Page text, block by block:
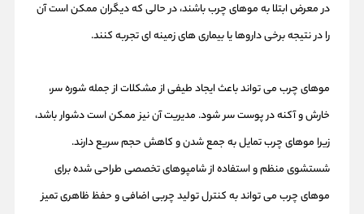
در معرض ابتلا به موهای چرب باشند، در حالی که دیگران ممکن است آن
را در نتیجه برخی داروها یا بیماری های زمینه ای تجربه کنند.
موهای چرب می تواند باعث ایجاد طیفی از مشکلات از جمله شوره سر،
خارش و آکنه در پوست سر شود. مدیریت آن نیز ممکن است دشوار باشد،
زیرا موهای چرب تمایل به جمع شدن و کاهش حجم سریع دارند.
شستشوی منظم و استفاده از شامپوهای تخصصی طراحی شده برای
موهای چرب می تواند به کنترل تولید چربی اضافی و حفظ ظاهری تمیز